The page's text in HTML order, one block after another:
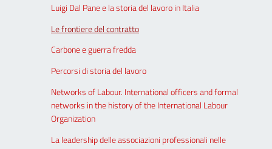
Luigi Dal Pane e la storia del lavoro in Italia
Le frontiere del contratto
Carbone e guerra fredda
Percorsi di storia del lavoro
Networks of Labour. International officers and formal
networks in the history of the International Labour
Organization
La leadership delle associazioni professionali nelle